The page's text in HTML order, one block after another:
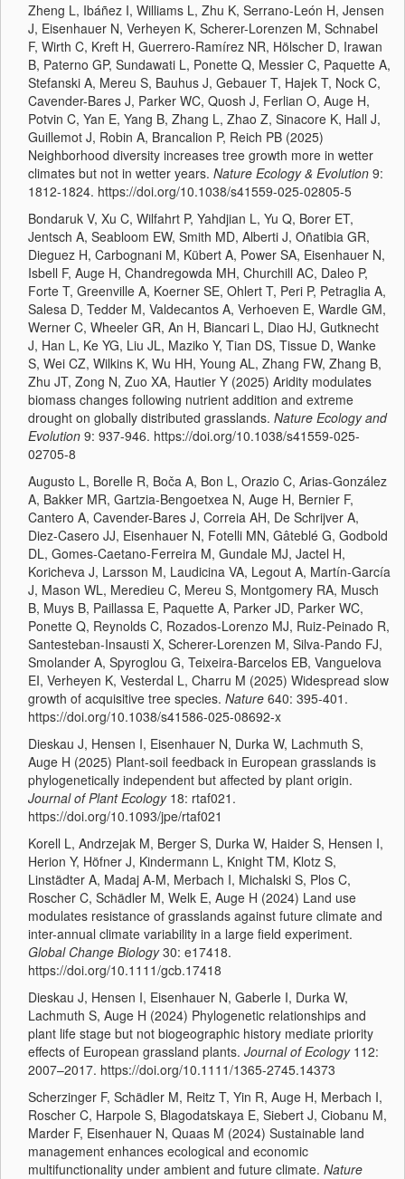
Zheng L, Ibáñez I, Williams L, Zhu K, Serrano-León H, Jensen
J, Eisenhauer N, Verheyen K, Scherer-Lorenzen M, Schnabel
F, Wirth C, Kreft H, Guerrero-Ramírez NR, Hölscher D, Irawan
B, Paterno GP, Sundawati L, Ponette Q, Messier C, Paquette A,
Stefanski A, Mereu S, Bauhus J, Gebauer T, Hajek T, Nock C,
Cavender-Bares J, Parker WC, Quosh J, Ferlian O, Auge H,
Potvin C, Yan E, Yang B, Zhang L, Zhao Z, Sinacore K, Hall J,
Guillemot J, Robin A, Brancalion P, Reich PB (2025)
Neighborhood diversity increases tree growth more in wetter
climates but not in wetter years. Nature Ecology & Evolution 9:
1812-1824. https://doi.org/10.1038/s41559-025-02805-5
Bondaruk V, Xu C, Wilfahrt P, Yahdjian L, Yu Q, Borer ET,
Jentsch A, Seabloom EW, Smith MD, Alberti J, Oñatibia GR,
Dieguez H, Carbognani M, Kübert A, Power SA, Eisenhauer N,
Isbell F, Auge H, Chandregowda MH, Churchill AC, Daleo P,
Forte T, Greenville A, Koerner SE, Ohlert T, Peri P, Petraglia A,
Salesa D, Tedder M, Valdecantos A, Verhoeven E, Wardle GM,
Werner C, Wheeler GR, An H, Biancari L, Diao HJ, Gutknecht
J, Han L, Ke YG, Liu JL, Maziko Y, Tian DS, Tissue D, Wanke
S, Wei CZ, Wilkins K, Wu HH, Young AL, Zhang FW, Zhang B,
Zhu JT, Zong N, Zuo XA, Hautier Y (2025) Aridity modulates
biomass changes following nutrient addition and extreme
drought on globally distributed grasslands. Nature Ecology and
Evolution 9: 937-946. https://doi.org/10.1038/s41559-025-
02705-8
Augusto L, Borelle R, Boča A, Bon L, Orazio C, Arias-González
A, Bakker MR, Gartzia-Bengoetxea N, Auge H, Bernier F,
Cantero A, Cavender-Bares J, Correia AH, De Schrijver A,
Diez-Casero JJ, Eisenhauer N, Fotelli MN, Gâteblé G, Godbold
DL, Gomes-Caetano-Ferreira M, Gundale MJ, Jactel H,
Koricheva J, Larsson M, Laudicina VA, Legout A, Martín-García
J, Mason WL, Meredieu C, Mereu S, Montgomery RA, Musch
B, Muys B, Paillassa E, Paquette A, Parker JD, Parker WC,
Ponette Q, Reynolds C, Rozados-Lorenzo MJ, Ruiz-Peinado R,
Santesteban-Insausti X, Scherer-Lorenzen M, Silva-Pando FJ,
Smolander A, Spyroglou G, Teixeira-Barcelos EB, Vanguelova
EI, Verheyen K, Vesterdal L, Charru M (2025) Widespread slow
growth of acquisitive tree species. Nature 640: 395-401.
https://doi.org/10.1038/s41586-025-08692-x
Dieskau J, Hensen I, Eisenhauer N, Durka W, Lachmuth S,
Auge H (2025) Plant-soil feedback in European grasslands is
phylogenetically independent but affected by plant origin.
Journal of Plant Ecology18: rtaf021.
https://doi.org/10.1093/jpe/rtaf021
Korell L, Andrzejak M, Berger S, Durka W, Haider S, Hensen I,
Herion Y, Höfner J, Kindermann L, Knight TM, Klotz S,
Linstädter A, Madaj A-M, Merbach I, Michalski S, Plos C,
Roscher C, Schädler M, Welk E, Auge H (2024) Land use
modulates resistance of grasslands against future climate and
inter-annual climate variability in a large field experiment.
Global Change Biology30: e17418.
https://doi.org/10.1111/gcb.17418
Dieskau J, Hensen I, Eisenhauer N, Gaberle I, Durka W,
Lachmuth S, Auge H (2024) Phylogenetic relationships and
plant life stage but not biogeographic history mediate priority
effects of European grassland plants. Journal of Ecology 112:
2007–2017. https://doi.org/10.1111/1365-2745.14373
Scherzinger F, Schädler M, Reitz T, Yin R, Auge H, Merbach I,
Roscher C, Harpole S, Blagodatskaya E, Siebert J, Ciobanu M,
Marder F, Eisenhauer N, Quaas M (2024) Sustainable land
management enhances ecological and economic
multifunctionality under ambient and future climate. Nature